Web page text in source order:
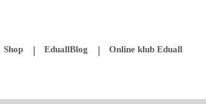
Shop EduallBlog Online klub Eduall